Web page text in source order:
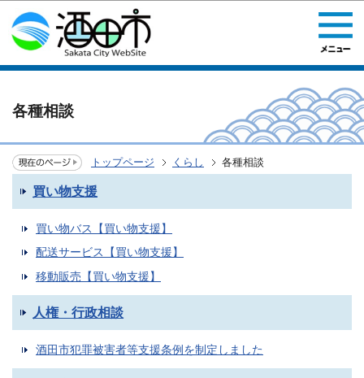
このページの本文へ移動
各種相談
トップページ くらし 各種相談
買い物支援
買い物バス【買い物支援】
配送サービス【買い物支援】
移動販売【買い物支援】
人権・行政相談
酒田市犯罪被害者等支援条例を制定しました